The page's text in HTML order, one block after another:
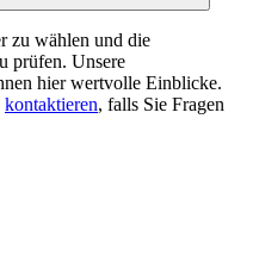
zu wählen und die
prüfen. Unsere
hier wertvolle Einblicke.
kontaktieren, falls Sie Fragen